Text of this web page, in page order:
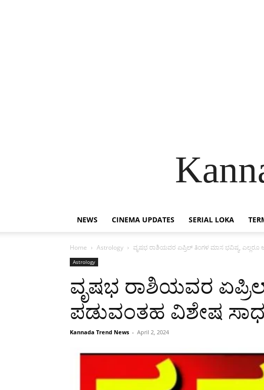
NEWS CINEMA UPDATES SERIAL LOKA
Home Astrology ವೃಷಭ ರಾಶಿಯವರ ಏಪ್ರಿಲ್ ತಿಂಗಳ ಮಾಸ ಭವಿಷ್ಯ, ಎಲ್ಲರೂ
Astrology
ವೃಷಭ ರಾಶಿಯವರ
ಪಡುವಂತಹ ವಿಶೇಷ
Kannada Trend News - April 2, 2024